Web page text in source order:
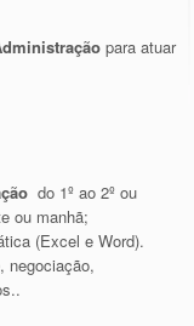
para atuar
do 1º ao 2º ou
ou manhã;
(Excel e Word).
negociação,